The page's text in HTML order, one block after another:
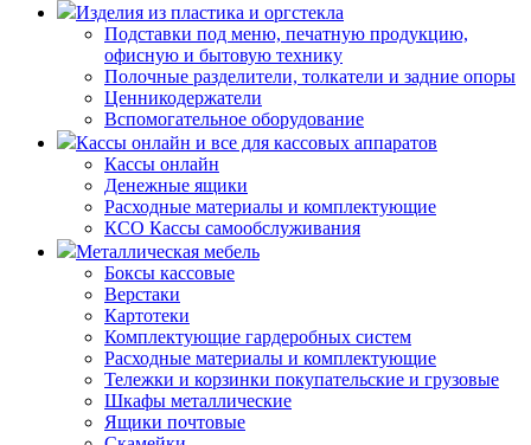
Изделия из пластика и оргстекла
Подставки под меню, печатную продукцию,
офисную и бытовую технику
Полочные разделители, толкатели и задние опоры
Ценникодержатели
Вспомогательное оборудование
Кассы онлайн и все для кассовых аппаратов
Кассы онлайн
Денежные ящики
Расходные материалы и комплектующие
КСО Кассы самообслуживания
Металлическая мебель
Боксы кассовые
Верстаки
Картотеки
Комплектующие гардеробных систем
Расходные материалы и комплектующие
Тележки и корзинки покупательские и грузовые
Шкафы металлические
Ящики почтовые